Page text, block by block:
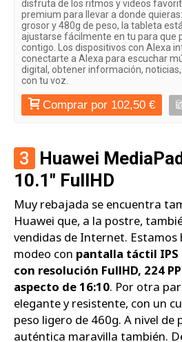
disfruta de los ritmos y videos
premium para llevar a donde
grosor y 480g de peso, la tableta
ajustarse fácilmente en tu para que
contigo. Los dispositivos con Alexa
conectarte a Alexa para escuchar
digital, obtener información,
con tu voz.
Comprar por 102,50 €
3 Huawei
10.1" FullHD
Muy rebajada se encuentra
Huawei que, a la postre,
vendidas de Internet. Estamos
modeo con pantalla táctil IPS
con resolución FullHD, 224
aspecto de 16:10. Por otra
elegante y resistente, con un
peso ligero de 460g. A nivel de
auténtica maravilla también.